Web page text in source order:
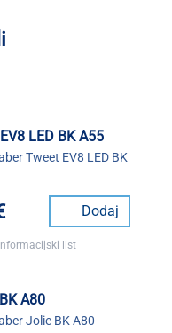
LED BK A55
Tweet EV8 LED BK
Dodaj
Informacijski list
A80
Jolie BK A80